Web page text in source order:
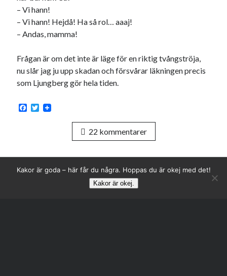
– Vi hann!
– Vi hann! Hejdå! Ha så rol… aaaj!
– Andas, mamma!
Frågan är om det inte är läge för en riktig tvångströja,
nu slår jag ju upp skadan och försvårar läkningen precis
som Ljungberg gör hela tiden.
F
o
T
r
22 kommentarer
Kakor är goda – här får du några. Hoppas du är okej med det!
Kakor är okej.